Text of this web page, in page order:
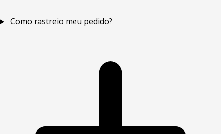
Como rastreio meu pedido?